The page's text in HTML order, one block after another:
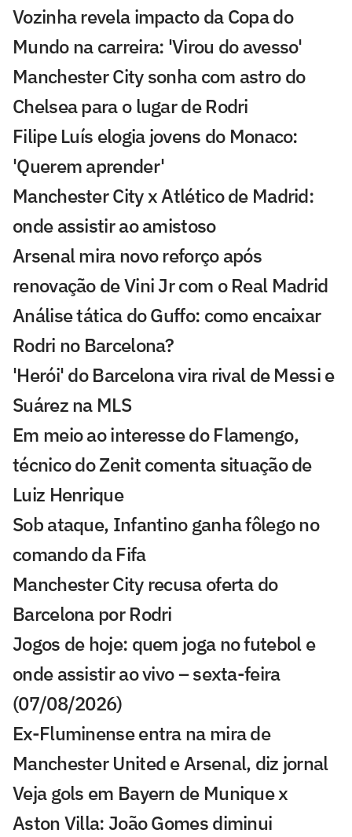
Vozinha revela impacto da Copa do
Mundo na carreira: 'Virou do avesso'
Manchester City sonha com astro do
Chelsea para o lugar de Rodri
Filipe Luís elogia jovens do Monaco:
'Querem aprender'
Manchester City x Atlético de Madrid:
onde assistir ao amistoso
Arsenal mira novo reforço após
renovação de Vini Jr com o Real Madrid
Análise tática do Guffo: como encaixar
Rodri no Barcelona?
'Herói' do Barcelona vira rival de Messi e
Suárez na MLS
Em meio ao interesse do Flamengo,
técnico do Zenit comenta situação de
Luiz Henrique
Sob ataque, Infantino ganha fôlego no
comando da Fifa
Manchester City recusa oferta do
Barcelona por Rodri
Jogos de hoje: quem joga no futebol e
onde assistir ao vivo – sexta-feira
(07/08/2026)
Ex-Fluminense entra na mira de
Manchester United e Arsenal, diz jornal
Veja gols em Bayern de Munique x
Aston Villa: João Gomes diminui